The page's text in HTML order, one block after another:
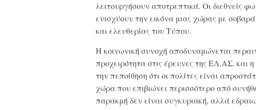
λειτουργήσουν αποτρεπτικά. Οι διεθνείς
ενισχύουν την εικόνα μιας χώρας με
και ελευθερίας του Τύπου.
Η κοινωνική συνοχή αποδυναμώνεται
προχειρότητα στις έρευνες της ΕΛ.ΑΣ. και
την πεποίθηση ότι οι πολίτες είναι
χώρα που επιβιώνει περισσότερο από
παρακμή δεν είναι συγκυριακή, αλλά